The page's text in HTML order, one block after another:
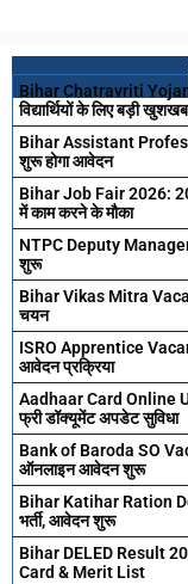
Bihar Chatravriti Yojana
विद्यार्थियों के लिए बड़ी
Bihar Assistant
शुरू होगा आवेदन
Bihar Job Fair 2026: 20
में काम करने के मौका
NTPC Deputy
शुरू
Bihar Vikas Mitra
चयन
ISRO Apprentice
आवेदन प्रक्रिया
Aadhaar Card Online
फ्री डॉक्यूमेंट अपडेट सुविधा
Bank of Baroda SO
ऑनलाइन आवेदन शुरू
Bihar Katihar Ration
भर्ती, आवेदन शुरू
Bihar DELED Result
Card & Merit List